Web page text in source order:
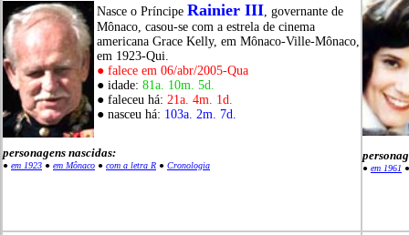
Nasce o Príncipe Rainier III, governante de
Mônaco, casou-se com a estrela de cinema
americana Grace Kelly, em Mônaco-Ville-Mônaco,
em 1923-Qui.
● falece em 06/abr/2005-Qua
● idade: 81a. 10m. 5d.
● faleceu há: 21a. 4m. 1d.
● nasceu há: 103a. 2m. 7d.
personagens nascidas:
● em 1923 ● em Mônaco ● com a letra R ● Cronologia ● em 1961